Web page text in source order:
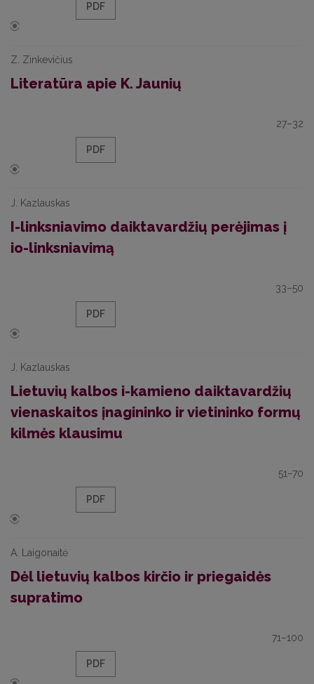
PDF
Z. Zinkevičius
Literatūra apie K. Jaunių
27–32
PDF
J. Kazlauskas
I-linksniavimo daiktavardžių perėjimas į
io-linksniavimą
33–50
PDF
J. Kazlauskas
Lietuvių kalbos i-kamieno daiktavardžių
vienaskaitos įnagininko ir vietininko formų
kilmės klausimu
51–70
PDF
A. Laigonaitė
Dėl lietuvių kalbos kirčio ir priegaidės
supratimo
71–100
PDF